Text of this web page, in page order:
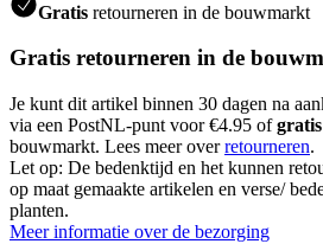
Gratis retourneren in de bouwmarkt
Gratis retourneren in de
Je kunt dit artikel binnen 30 dagen na
via een PostNL-punt voor €4.95 ofgratis
bouwmarkt. Lees meer overretourneren.
Let op: De bedenktijd en het kunnen
op maat gemaakte artikelen en verse/
planten.
Meer informatie over de bezorging